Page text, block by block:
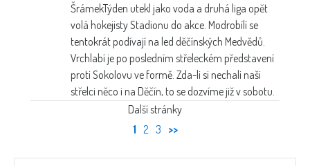
ŠrámekTýden utekl jako voda a druhá liga opět
volá hokejisty Stadionu do akce. Modrobílí se
tentokrát podívají na led děčínských Medvědů.
Vrchlabí je po posledním střeleckém představení
proti Sokolovu ve formě. Zda-li si nechali naši
střelci něco i na Děčín, to se dozvíme již v sobotu.
Další stránky
1 2 3 >>